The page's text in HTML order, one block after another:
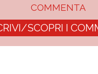
COMMENTA
SCOPRI I